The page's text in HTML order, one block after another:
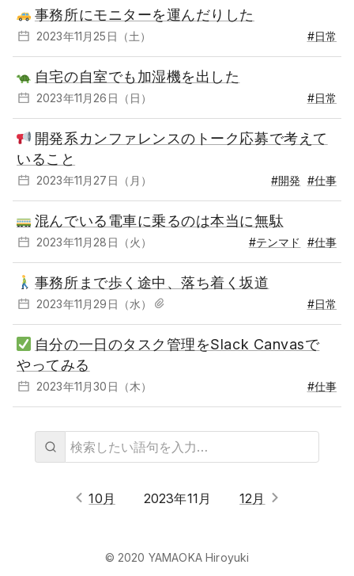
事務所にモニターを運んだりした
2023年11月25日（土） #日常
自宅の自室でも加湿機を出した
2023年11月26日（日） #日常
開発系カンファレンスのトーク応募で考えて
いること
2023年11月27日（月） #開発 #仕事
混んでいる電車に乗るのは本当に無駄
2023年11月28日（火） #テンマド #仕事
事務所まで歩く途中、落ち着く坂道
2023年11月29日（水） #日常
自分の一日のタスク管理をSlack Canvasで
やってみる
2023年11月30日（木） #仕事
10月 2023年11月 12月
© 2020 YAMAOKA Hiroyuki